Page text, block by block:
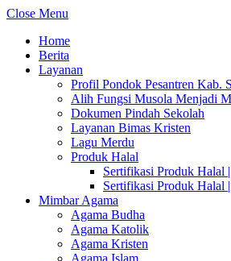
Close Menu
Home
Berita
Layanan
Profil Pondok Pesantren Kab.
Alih Fungsi Musola Menjadi
Dokumen Pindah Sekolah
Layanan Bimas Kristen
Lagu Merdu
Produk Halal
Sertifikasi Produk Halal
Sertifikasi Produk Halal
Mimbar Agama
Agama Budha
Agama Katolik
Agama Kristen
Agama Islam